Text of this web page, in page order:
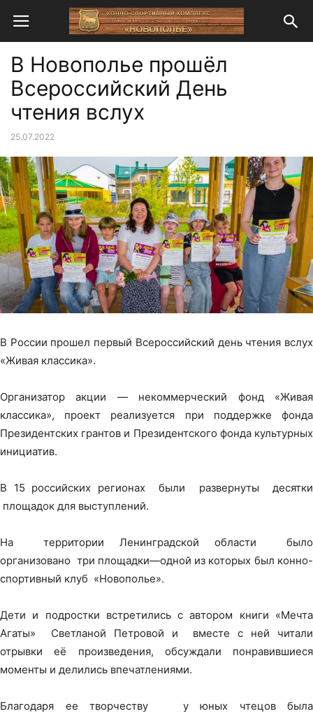
В Новополье прошёл
Всероссийский День
чтения вслух
25.07.2022
В России прошел первый Всероссийский день чтения вслух
«Живая классика».
Организатор акции — некоммерческий фонд «Живая
классика», проект реализуется при поддержке фонда
Президентских грантов и Президентского фонда культурных
инициатив.
В 15 российских регионах были развернуты десятки
площадок для выступлений.
На территории Ленинградской области было
организовано три площадки—одной из которых был конно-
спортивный клуб «Новополье».
Дети и подростки встретились с автором книги «Мечта
Агаты» Светланой Петровой и вместе с ней читали
отрывки её произведения, обсуждали понравившиеся
моменты и делились впечатлениями.
Благодаря ее творчеству у юных чтецов была